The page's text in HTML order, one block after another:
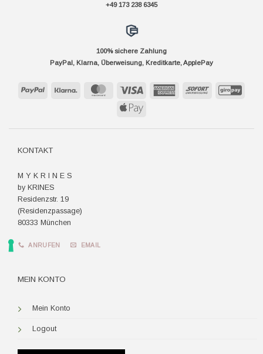
+49 173 238 6345
100% sichere Zahlung
PayPal, Klarna, Überweisung, Kreditkarte, ApplePay
PayPal Klarna MasterCard Visa
AmericanSofort
Apple
KONTAKT
M Y K R I N E S
by KRINES
Residenzstr. 19
(Residenzpassage)
80333 München
ANRUFEN EMAIL
MEIN KONTO
Mein Konto
Logout